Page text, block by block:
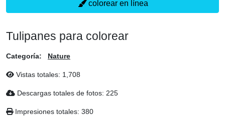
colorear en línea
Tulipanes para colorear
Categoría: Nature
Vistas totales: 1,708
Descargas totales de fotos: 225
Impresiones totales: 380